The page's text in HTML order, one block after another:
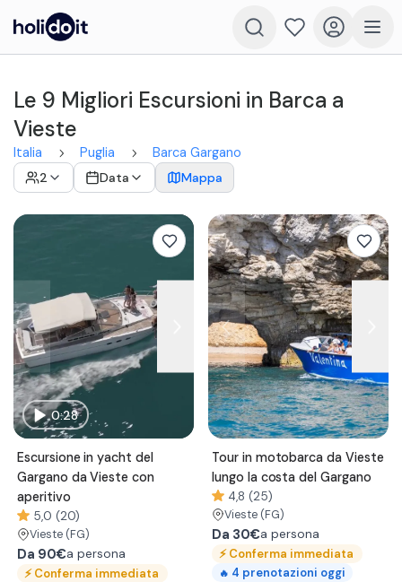
Le 9 Migliori Escursioni in Barca a
Vieste
Italia Puglia
Barca Gargano
2
Data Mappa
0:28
Escursione in yacht del
Gargano da Vieste con
aperitivo
5,0 (20)
Vieste (FG)
Da 90€a persona
⚡Conferma immediata
Tour in motobarca da Vieste
lungo la costa del Gargano
4,8 (25)
Vieste (FG)
Da 30€a persona
⚡Conferma immediata
🔥 4 prenotazioni oggi